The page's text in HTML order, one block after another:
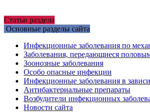
Статьи раздела
Основные разделы сайта
Инфекционные заболевания по
Заболевания, передающиеся
Зоонозные заболевания
Особо опасные инфекции
Инфекционные заболевания в
Антибактериальные препараты
Возбудители инфекционных
Новости сайта